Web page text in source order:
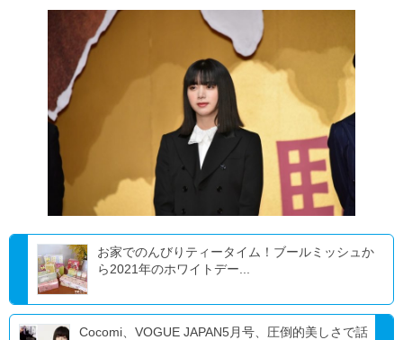
お家でのんびりティータイム！ブールミッシュか
ら2021年のホワイトデー...
Cocomi、VOGUE JAPAN5月号、圧倒的美しさで話